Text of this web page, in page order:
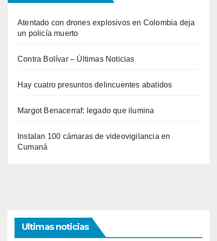
Atentado con drones explosivos en Colombia deja
un policía muerto
Contra Bolívar – Últimas Noticias
Hay cuatro presuntos delincuentes abatidos
Margot Benacerraf: legado que ilumina
Instalan 100 cámaras de videovigilancia en
Cumaná
Ultimas noticias